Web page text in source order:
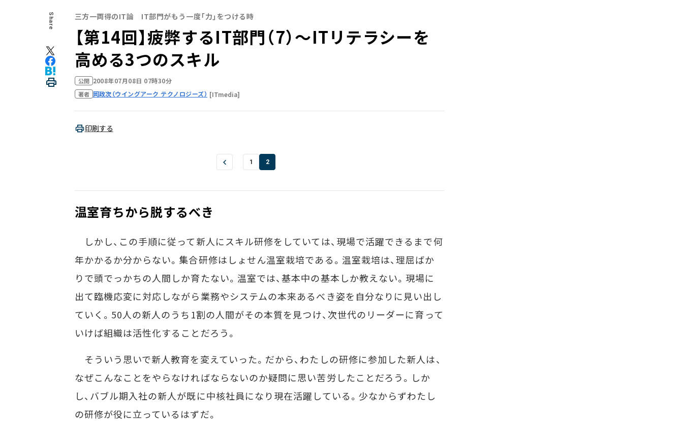
Share 三方一両得のIT論 IT部門がもう一度「力」をつける時
【第14回】疲弊するIT部門（7）～ITリテラシーを
高める3つのスキル
公開 2008年07月08日 07時30分
著者 岡政次（ウイングアーク テクノロジーズ） [ITmedia]
印刷する
1 2
温室育ちから脱するべき
しかし、この手順に従って新人にスキル研修をしていては、現場で活躍できるまで何
年かかるか分からない。集合研修はしょせん温室栽培である。温室栽培は、理屈ばか
りで頭でっかちの人間しか育たない。温室では、基本中の基本しか教えない。現場に
出て臨機応変に対応しながら業務やシステムの本来あるべき姿を自分なりに見い出し
ていく。50人の新人のうち1割の人間がその本質を見つけ、次世代のリーダーに育って
いけば組織は活性化することだろう。
そういう思いで新人教育を変えていった。だから、わたしの研修に参加した新人は、
なぜこんなことをやらなければならないのか疑問に思い苦労したことだろう。しか
し、バブル期入社の新人が既に中核社員になり現在活躍している。少なからずわたし
の研修が役に立っているはずだ。